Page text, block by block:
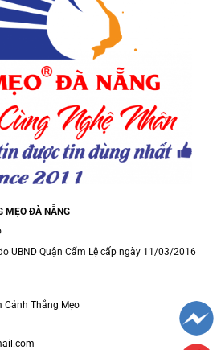
MẸO ĐÀ NẴNG
UBND Quận Cẩm Lệ cấp ngày 11/03/2016
Cảnh Thắng Mẹo